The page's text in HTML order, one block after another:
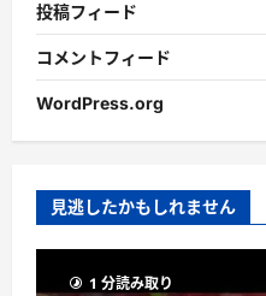
投稿フィード
コメントフィード
WordPress.org
見逃したかもしれません
1 分読み取り